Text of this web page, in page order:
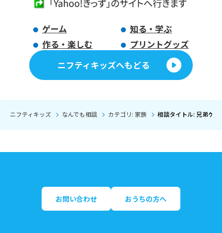
ゲーム
知る・学ぶ
作る・楽しむ
プリントグッズ
ニフティキッズへもどる
ニフティキッズ なんでも相談 カテゴリ: 家族 相談タイトル: 兄弟ゲ
お問い合わせ おうちの方へ